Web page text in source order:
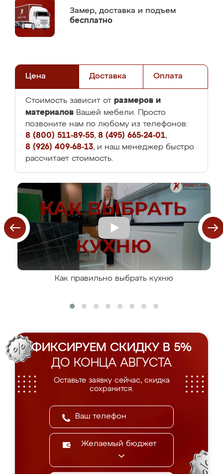
Замер, доставка и подъем
бесплатно
Цена Доставка Оплата
Стоимость зависит от размеров и
материалов Вашей мебели. Просто
позвоните нам по любому из телефонов:
8 (800) 511-89-55, 8 (495) 665-24-01,
8 (926) 409-68-13, и наш менеджер быстро
рассчитает стоимость.
Как правильно выбрать кухню
ФИКСИРУЕМ СКИДКУ В 5%
ДО КОНЦА АВГУСТА
Оставьте заявку сейчас, скидка
сохранится.
Желаемый бюджет